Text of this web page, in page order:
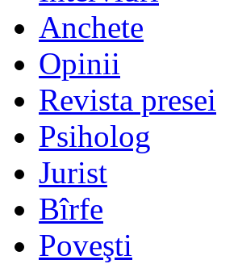
Anchete
Opinii
Revista presei
Psiholog
Jurist
Bîrfe
Poveşti